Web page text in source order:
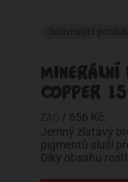
COPPER
/ 656 Kč
Jemný zlatavý
pigmentů sluší
Díky obsahu